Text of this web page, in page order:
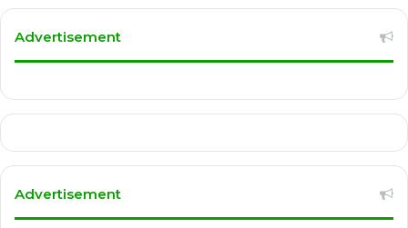
Advertisement
Advertisement